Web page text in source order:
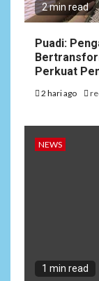
2 min read
Puadi:
Perkuat
2 hari ago
NEWS
1 min read